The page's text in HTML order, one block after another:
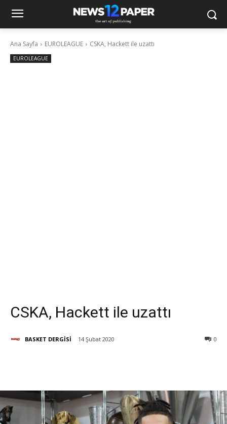
Ana Sayfa EUROLEAGUE CSKA, Hackett ile uzattı
EUROLEAGUE
CSKA, Hackett ile uzattı
BASKET DERGİSİ 14 Şubat 2020 0